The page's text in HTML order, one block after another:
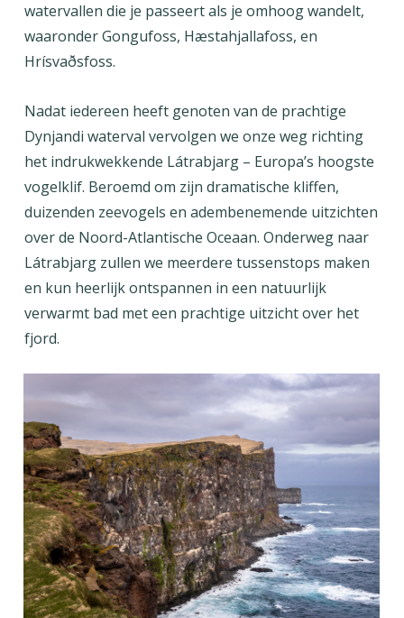
watervallen die je passeert als je omhoog wandelt,
waaronder Gongufoss, Hæstahjallafoss, en
Hrísvaðsfoss.
Nadat iedereen heeft genoten van de prachtige
Dynjandi waterval vervolgen we onze weg richting
het indrukwekkende Látrabjarg – Europa’s hoogste
vogelklif. Beroemd om zijn dramatische kliffen,
duizenden zeevogels en adembenemende uitzichten
over de Noord-Atlantische Oceaan. Onderweg naar
Látrabjarg zullen we meerdere tussenstops maken
en kun heerlijk ontspannen in een natuurlijk
verwarmt bad met een prachtige uitzicht over het
fjord.